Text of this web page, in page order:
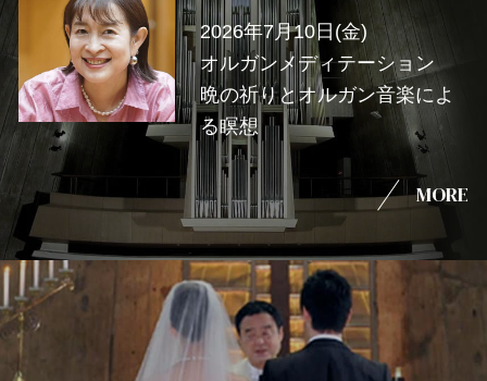
2026年7月10日(金)
オルガンメディテーション
晩の祈りとオルガン音楽によ
る瞑想
MORE